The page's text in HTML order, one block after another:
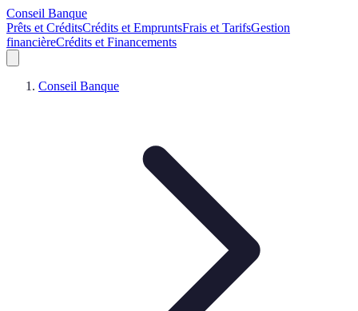
Conseil Banque
Prêts et CréditsCrédits et EmpruntsFrais et TarifsGestion
financièreCrédits et Financements
Conseil Banque